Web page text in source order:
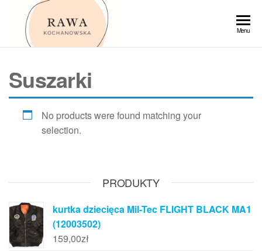
Przejdź
Menu
Suszarki
No products were found matching your
selection.
PRODUKTY
kurtka dziecięca Mil-Tec FLIGHT BLACK MA1
(12003502)
159,00zł